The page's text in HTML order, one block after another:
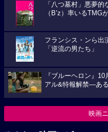
「八つ墓村」悪夢
（B’z）率いるTMG
フランシス・ンら出
「逆流の男たち」
『ブルーヘロン』
アル&特報解禁―あ
映画